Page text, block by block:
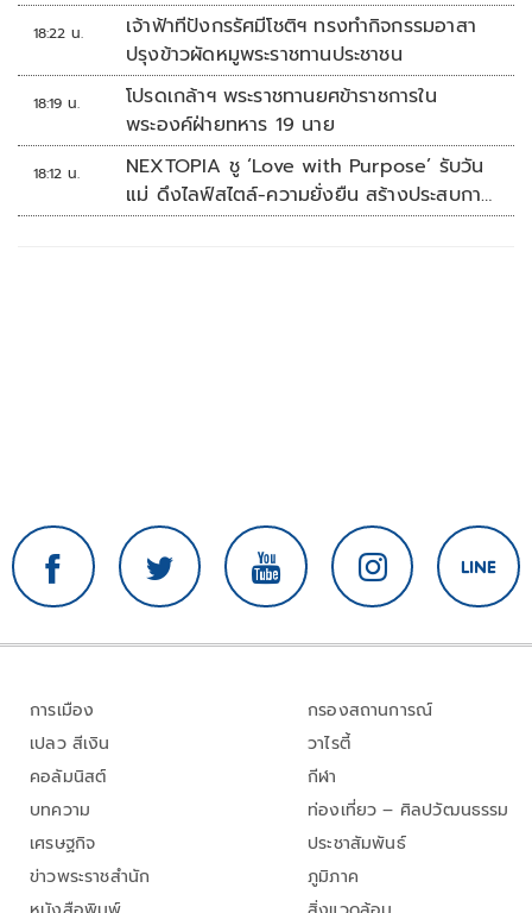
18:22 น.
เจ้าฟ้าทีปังกรรัศมีโชติฯ ทรงทำกิจกรรมอาสา
ปรุงข้าวผัดหมูพระราชทานประชาชน
18:19 น.
โปรดเกล้าฯ พระราชทานยศข้าราชการใน
พระองค์ฝ่ายทหาร 19 นาย
18:12 น.
NEXTOPIA ชู ‘Love with Purpose’ รับวัน
แม่ ดึงไลฟ์สไตล์-ความยั่งยืน สร้างประสบกา
รณ์ช้อปปิงมีความหมาย
การเมือง
เปลว สีเงิน
คอลัมนิสต์
บทความ
เศรษฐกิจ
ข่าวพระราชสำนัก
กรองสถานการณ์
วาไรตี้
กีฬา
ท่องเที่ยว – ศิลปวัฒนธรรม
ประชาสัมพันธ์
ภูมิภาค